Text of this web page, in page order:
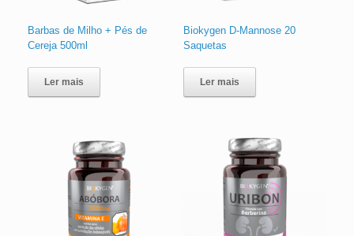
Barbas de Milho + Pés de
Cereja 500ml
Ler mais
Biokygen D-Mannose 20
Saquetas
Ler mais